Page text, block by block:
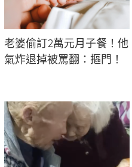
老婆偷訂2萬元月子餐！他
氣炸退掉被罵翻：摳門！